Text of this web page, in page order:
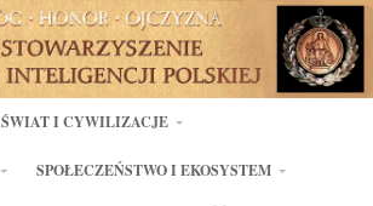
ŚWIAT I CYWILIZACJE
SPOŁECZEŃSTWO I EKOSYSTEM